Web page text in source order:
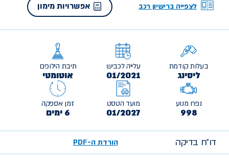
לצפייה ברישיון רכב אפשרויות מימון
בעלות קודמת
ליסינג
עלייה לכביש
01/2021
תיבת הילוכים
אוטומטי
נפח מנוע
998
מועד הטסט
01/2027
זמן אספקה
6 ימים
דו״ח בדיקה הורדת ה-PDF